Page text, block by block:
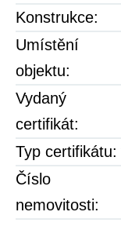
Konstrukce:
Umístění
objektu:
Vydaný
certifikát:
Typ certifikátu:
Číslo
nemovitosti: